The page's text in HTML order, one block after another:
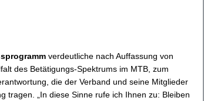
verdeutliche nach Auffassung von
des Betätigungs-Spektrums im MTB, zum
die der Verband und seine Mitglieder
tragen. „In diese Sinne rufe ich Ihnen zu: Bleiben